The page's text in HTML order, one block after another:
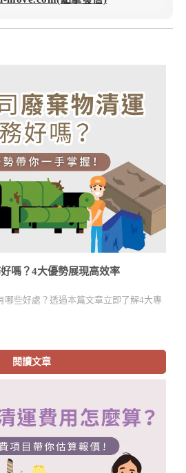
嗎？4大優勢展現高效率
哪些好處？透過本篇文章立即了解4大專
閱讀文章